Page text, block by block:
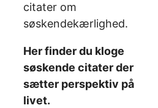
citater om
søskendekærlighed.
Her finder du kloge
søskende citater der
sætter perspektiv på
livet.